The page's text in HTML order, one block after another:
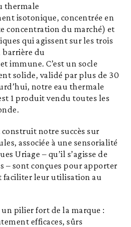
thermale
isotonique, concentrée en
concentration du marché) et
qui agissent sur les trois
barrière du
immune. C’est un socle
solide, validé par plus de 30
notre eau thermale
1 produit vendu toutes les
notre succès sur
associée à une sensorialité
Uriage – qu’il s’agisse de
– sont conçues pour apporter
faciliter leur utilisation au
un pilier fort de la marque :
efficaces, sûrs